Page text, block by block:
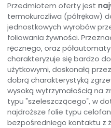
Przedmiotem oferty jest
termokurczliwa (półrękaw)
jednostkowych wyrobów
foliowania żywności.
ręcznego, oraz
charakteryzuje się bardzo
użytkowymi, doskonałą
dobrą charakterystyką
wysoką wytrzymałością na
typu "szeleszczącego", w
najdroższe folie typu
bezpośredniego kontaktu z